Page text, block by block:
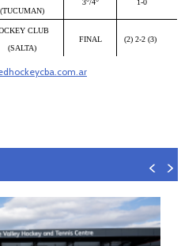
(TUCUMAN)
3°/4° 1-0
CLUB
(SALTA)
FINAL (2) 2-2 (3)